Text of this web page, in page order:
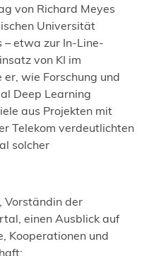
von Richard Meyes
Universität
etwa zur In-Line-
von KI im
wie Forschung und
Deep Learning
aus Projekten mit
Telekom verdeutlichten
solcher
Vorständin der
einen Ausblick auf
Kooperationen und